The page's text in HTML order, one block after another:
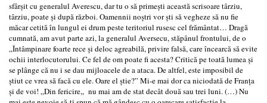
sfârşit cu generalul Averescu, dar tu o să primeşti această scrisoare târziu,
târziu, poate şi după război. Oamennii noştri vor şti să vegheze să nu fie
măcar cetită în lungul ei drum peste teritoriul rusesc cel frământat… Dragă
cumnată, am avut parte azi, la generalul Aversecu, stăpânul frontului, de o
„Întâmpinare foarte rece şi deloc agreabilă, privire falsă, care încearcă să evite
ochii interlocutorului. Ce fel de om poate fi acesta? Critică pe toată lumea şi
se plânge că nu i se dau mijloacele de a ataca. De altfel, este imposibil de
ştiut ce vrea să facă cu ele. Oare el ştie?” Mi-e mai dor ca niciodată de Franţa
şi de voi! „Din fericire,, nu mai am de stat decât două sau trei luni. (…) Nu